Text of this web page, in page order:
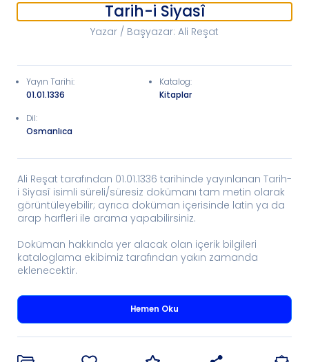
Tarih-i Siyasî
Yazar / Başyazar: Ali Reşat
Yayın Tarihi:
01.01.1336
Katalog:
Kitaplar
Dil:
Osmanlıca
Ali Reşat tarafından 01.01.1336 tarihinde yayınlanan Tarih-
i Siyasî isimli süreli/süresiz dokümanı tam metin olarak
görüntüleyebilir; ayrıca doküman içerisinde latin ya da
arap harfleri ile arama yapabilirsiniz.
Doküman hakkında yer alacak olan içerik bilgileri
kataloglama ekibimiz tarafından yakın zamanda
eklenecektir.
Hemen Oku